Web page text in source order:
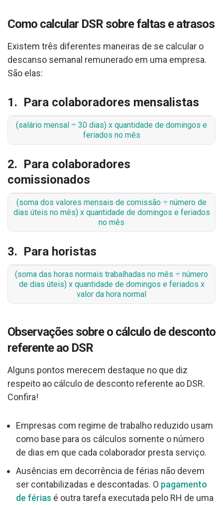
Como calcular DSR sobre faltas e atrasos
Existem três diferentes maneiras de se calcular o
descanso semanal remunerado em uma empresa.
São elas:
1. Para colaboradores mensalistas
(salário mensal ÷ 30 dias) x quantidade de domingos e
feriados no mês
2. Para colaboradores
comissionados
(soma dos valores mensais de comissão ÷ número de
dias úteis no mês) x quantidade de domingos e feriados
no mês
3. Para horistas
(soma das horas normais trabalhadas no mês ÷ número
de dias úteis) x quantidade de domingos e feriados x
valor da hora normal
Observações sobre o cálculo de desconto
referente ao DSR
Alguns pontos merecem destaque no que diz
respeito ao cálculo de desconto referente ao DSR.
Confira!
Empresas com regime de trabalho reduzido usam
como base para os cálculos somente o número
de dias em que cada colaborador presta serviço.
Ausências em decorrência de férias não devem
ser contabilizadas e descontadas. O pagamento
de férias é outra tarefa executada pelo RH de uma